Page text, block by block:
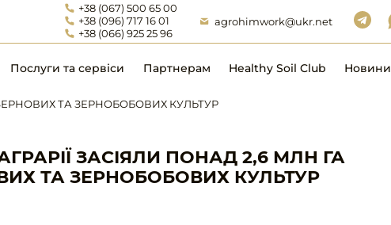
ТА ЗЕРНОБОБОВИХ КУЛЬТУР
ЗАСІЯЛИ ПОНАД 2,6 МЛН ГА
ТА ЗЕРНОБОБОВИХ КУЛЬТУР
+38 (067) 500 65 00
+38 (096) 717 16 01
+38 (066) 925 25 96
agrohimwork@ukr.net
інші
Послуги та сервіси
Юридичний супровід
Партнерам Healthy Soil Club Новини